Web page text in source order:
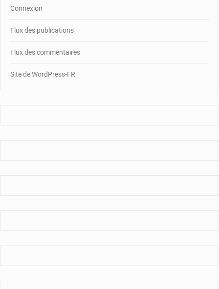
Connexion
Flux des publications
Flux des commentaires
Site de WordPress-FR